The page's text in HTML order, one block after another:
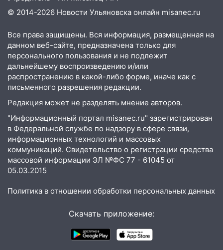
упало во дворе
13:08 Ураган ударил по Ульяновску:
сорванные крыши, поваленные деревья,
затопленные улицы и остановившиеся
трамваи
12:17 Ульяновск накрыл крупный град:
после ливня город снова уходит под
воду
12:12 Прокуратура взяла на контроль
ДТП с шестилетним ребёнком на улице
Федерации
12:01
Пьяная женщина сбила
шестилетнего ребёнка на улице
Федерации: возбуждено уголовное дело
мужчину, пропавшего ещё 19 июля
От мотофристайла до прогулки с
хаски: куда сходить в Ульяновской
© 2014-2026 Новости Ульяновска онлайн misanec.ru
Все права защищены. Вся информация, размещенная на
данном веб-сайте, предназначена только для
персонального пользования и не подлежит
дальнейшему воспроизведению и/или
распространению в какой-либо форме, иначе как с
письменного разрешения редакции.
Редакция может не разделять мнение авторов.
"Информационный портал misanec.ru" зарегистрирован
в Федеральной службе по надзору в сфере связи,
информационных технологий и массовых
коммуникаций. Свидетельство о регистрации средства
массовой информации ЭЛ №ФС 77 - 61045 от
05.03.2015
Политика в отношении обработки персональных данных
Скачать приложение: